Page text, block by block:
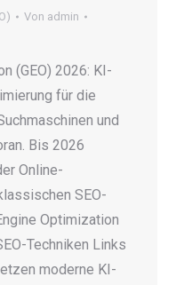
Von admin
(GEO) 2026: KI-
für die
und
Bis 2026
Online-
SEO-
Optimization
Techniken Links
moderne KI-